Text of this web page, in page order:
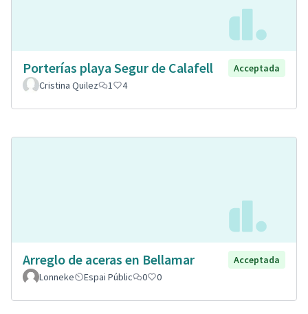
Porterías playa Segur de Calafell
Acceptada
Cristina Quilez
1 4
Arreglo de aceras en Bellamar
Acceptada
Lonneke
Espai Públic 0 0